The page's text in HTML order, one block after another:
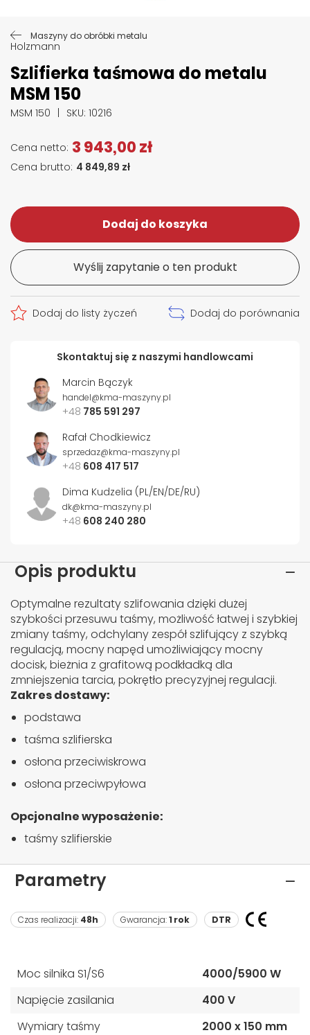
Opis produktu
Optymalne rezultaty szlifowania dzięki dużej
szybkości przesuwu taśmy, możliwość łatwej i szybkiej
zmiany taśmy, odchylany zespół szlifujący z szybką
regulacją, mocny napęd umożliwiający mocny
docisk, bieżnia z grafitową podkładką dla
zmniejszenia tarcia, pokrętło precyzyjnej regulacji.
Zakres dostawy:
podstawa
taśma szlifierska
osłona przeciwiskrowa
osłona przeciwpyłowa
Opcjonalne wyposażenie:
taśmy szlifierskie
MSM 150 SKU: 10216
Maszyny do obróbki metalu
Szlifierka taśmowa do metalu
MSM 150
4 849,89 zł
3 943,00 zł
Holzmann
Dodaj do koszyka
Wyślij zapytanie o ten produkt
Dodaj do listy życzeń Dodaj do porównania
Skontaktuj się z naszymi handlowcami
Marcin Bączyk
handel@kma-maszyny.pl
+48 785 591 297
Rafał Chodkiewicz
sprzedaz@kma-maszyny.pl
+48 608 417 517
Dima Kudzelia (PL/EN/DE/RU)
dk@kma-maszyny.pl
+48 608 240 280
Parametry
Czas realizacji: 48h Gwarancja:1 rok DTR
Moc silnika S1/S6
4000/5900 W
Napięcie zasilania
400 V
Wymiary taśmy
2000 x 150 mm